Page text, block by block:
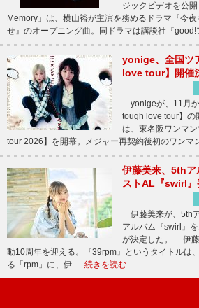
ジックビデオを公
Memory」は、横山裕が主演を務めるドラマ『今
せ』のオープニング曲。同ドラマは講談社『
yonige、全国ツ
love tour】開催
yonigeが、11月
tough love tour】
は、東名阪ワンマ
tour 2026】を開幕。メジャー再契約後初のワンマ
伊藤美来、5th
ストAL『swirl』
伊藤美来が、5th
アルバム『swirl』
が決定した。 伊藤
動10周年を迎える。『39rpm』というタイトルは
る「rpm」に、伊 … 続きを読む